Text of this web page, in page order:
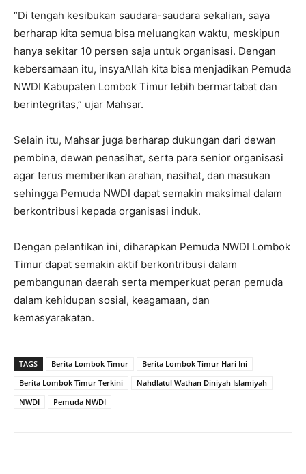
“Di tengah kesibukan saudara-saudara sekalian, saya
berharap kita semua bisa meluangkan waktu, meskipun
hanya sekitar 10 persen saja untuk organisasi. Dengan
kebersamaan itu, insyaAllah kita bisa menjadikan Pemuda
NWDI Kabupaten Lombok Timur lebih bermartabat dan
berintegritas,” ujar Mahsar.
Selain itu, Mahsar juga berharap dukungan dari dewan
pembina, dewan penasihat, serta para senior organisasi
agar terus memberikan arahan, nasihat, dan masukan
sehingga Pemuda NWDI dapat semakin maksimal dalam
berkontribusi kepada organisasi induk.
Dengan pelantikan ini, diharapkan Pemuda NWDI Lombok
Timur dapat semakin aktif berkontribusi dalam
pembangunan daerah serta memperkuat peran pemuda
dalam kehidupan sosial, keagamaan, dan
kemasyarakatan.
TAGS Berita Lombok Timur
Berita Lombok Timur Hari Ini
Berita Lombok Timur Terkini
Nahdlatul Wathan Diniyah Islamiyah
NWDI
Pemuda NWDI